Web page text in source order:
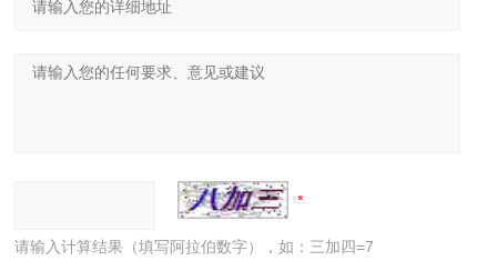
请输入计算结果（填写阿拉伯数字），如：三加四=7